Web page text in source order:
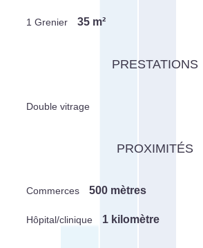
1 Grenier 35 m²
PRESTATIONS
Double vitrage
PROXIMITÉS
Commerces 500 mètres
Hôpital/clinique 1 kilomètre